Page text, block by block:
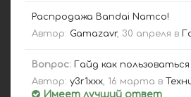
Распродажа Bandai Namco!
Автор: Gamazavr, 30 апреля в
Вопрос: Гайд как
Автор: y3r1xxx, 16 марта в
Имеет лучший ответ